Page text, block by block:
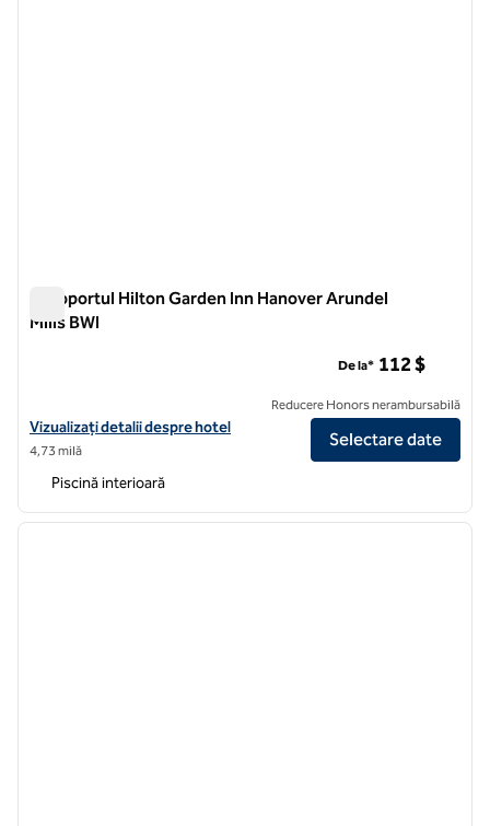
Aeroportul Hilton Garden Inn Hanover Arundel
Mills BWI
Vizualizați detaliile hotelului pentru Hilton Garden Inn Hanover
Vizualizați detalii despre hotel
4,73 milă
De la* 112 $
Reducere Honors nerambursabilă
Selectare date
Piscină interioară
1 din 12